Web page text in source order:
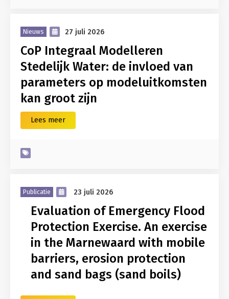
Nieuws 27 juli 2026
CoP Integraal Modelleren
Stedelijk Water: de invloed van
parameters op modeluitkomsten
kan groot zijn
Lees meer
Publicatie 23 juli 2026
Evaluation of Emergency Flood
Protection Exercise. An exercise
in the Marnewaard with mobile
barriers, erosion protection
and sand bags (sand boils)